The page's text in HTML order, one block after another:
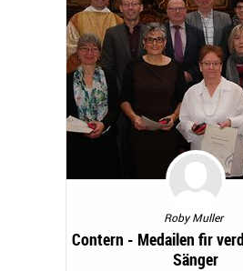
Roby Muller
Contern - Medailen fir
Sänger